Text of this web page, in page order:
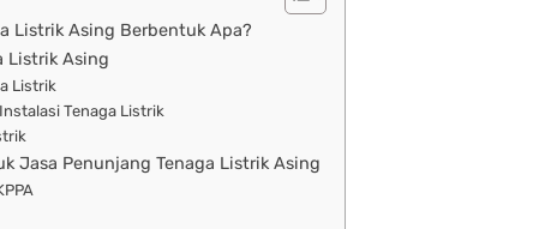
Listrik Asing Berbentuk Apa?
Listrik Asing
Listrik
Tenaga Listrik
Jasa Penunjang Tenaga Listrik Asing